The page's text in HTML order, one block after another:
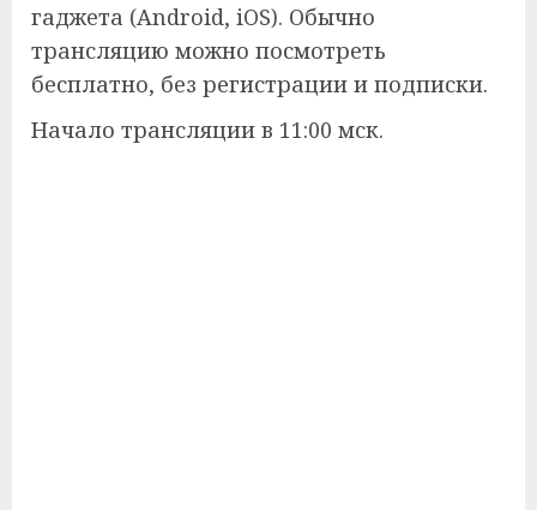
гаджета (Android, iOS). Обычно
трансляцию можно посмотреть
бесплатно, без регистрации и подписки.
Начало трансляции в 11:00 мск.